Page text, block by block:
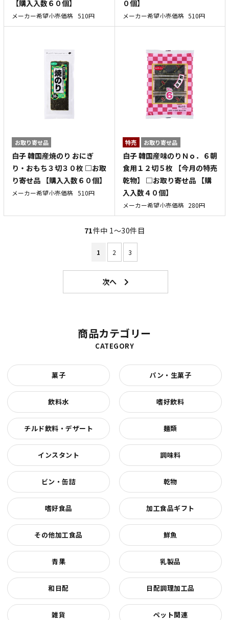
【購入入数６０個】
メーカー希望小売価格 510円
０個】
メーカー希望小売価格 510円
お取り寄せ品
白子 韓国産焼のり おにぎ
り・おもち３切３０枚 □お取
り寄せ品 【購入入数６０個】
メーカー希望小売価格 510円
特売 お取り寄せ品
白子 韓国産味のりＮｏ．６朝
食用１２切５枚 【今月の特売
乾物】 □お取り寄せ品 【購
入入数４０個】
メーカー希望小売価格 280円
71件中 1〜30件目
1 2 3
商品カテゴリー
CATEGORY
菓子 パン・生菓子
飲料水 嗜好飲料
チルド飲料・デザート 麺類
インスタント 調味料
ビン・缶詰 乾物
嗜好食品 加工食品ギフト
その他加工食品 鮮魚
青果 乳製品
和日配 日配調理加工品
雑貨 ペット関連